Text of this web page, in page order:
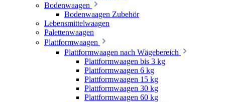
Bodenwaagen
Bodenwaagen Zubehör
Lebensmittelwaagen
Palettenwaagen
Plattformwaagen
Plattformwaagen nach Wägebereich
Plattformwaagen bis 3 kg
Plattformwaagen 6 kg
Plattformwaagen 15 kg
Plattformwaagen 30 kg
Plattformwaagen 60 kg